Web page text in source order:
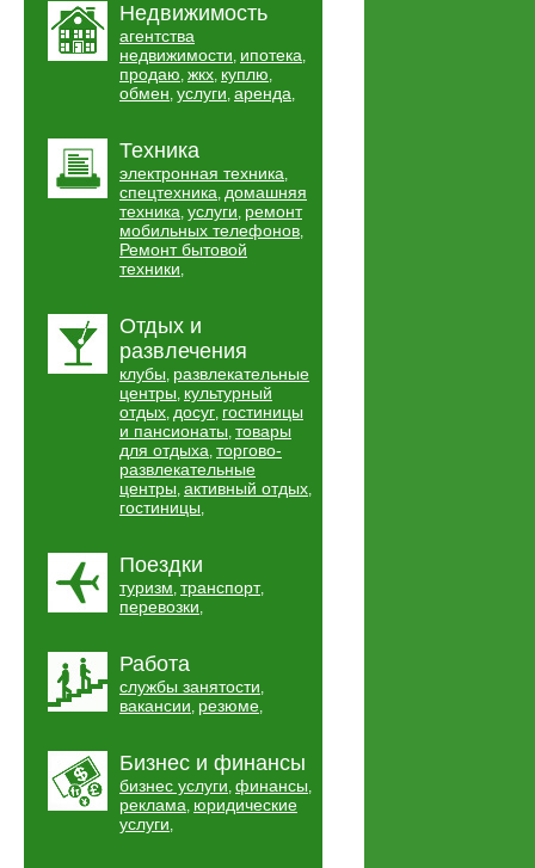
Недвижимость
агентства
недвижимости, ипотека,
продаю, жкх, куплю,
обмен, услуги, аренда,
Техника
электронная техника,
спецтехника, домашняя
техника, услуги, ремонт
мобильных телефонов,
Ремонт бытовой
техники,
Отдых и
развлечения
клубы, развлекательные
центры, культурный
отдых, досуг, гостиницы
и пансионаты, товары
для отдыха, торгово-
развлекательные
центры, активный отдых,
гостиницы,
Поездки
туризм, транспорт,
перевозки,
Работа
службы занятости,
вакансии, резюме,
Бизнес и финансы
бизнес услуги, финансы,
реклама, юридические
услуги,